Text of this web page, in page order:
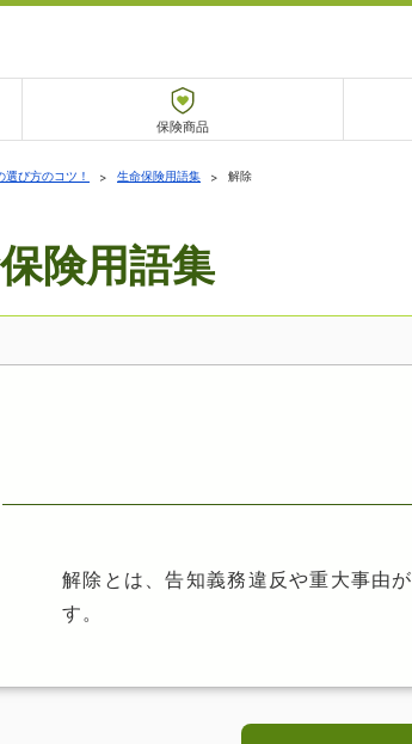
保険商品
選び方のコツ！ 生命保険用語集 解除
険用語集
解除とは、告知義務違反や重大事由
す。